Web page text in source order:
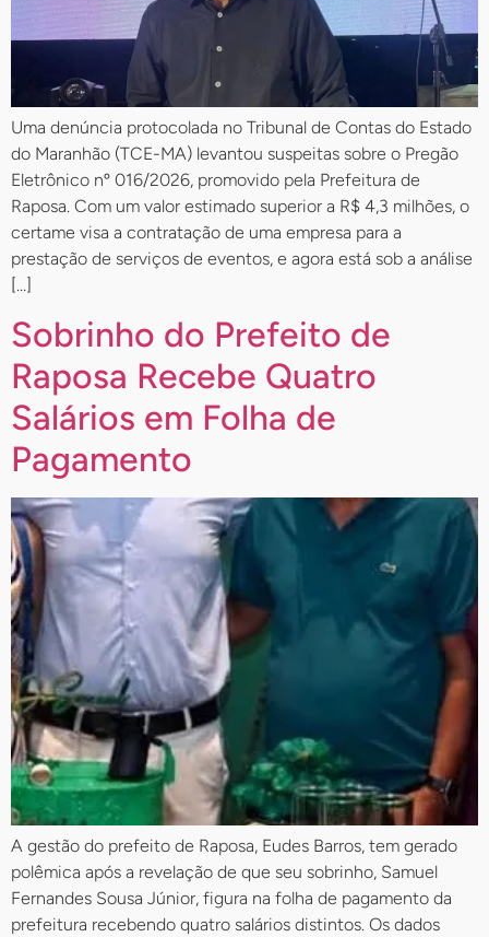
Uma denúncia protocolada no Tribunal de Contas do Estado
do Maranhão (TCE-MA) levantou suspeitas sobre o Pregão
Eletrônico nº 016/2026, promovido pela Prefeitura de
Raposa. Com um valor estimado superior a R$ 4,3 milhões, o
certame visa a contratação de uma empresa para a
prestação de serviços de eventos, e agora está sob a análise
[…]
Sobrinho do Prefeito de
Raposa Recebe Quatro
Salários em Folha de
Pagamento
A gestão do prefeito de Raposa, Eudes Barros, tem gerado
polêmica após a revelação de que seu sobrinho, Samuel
Fernandes Sousa Júnior, figura na folha de pagamento da
prefeitura recebendo quatro salários distintos. Os dados